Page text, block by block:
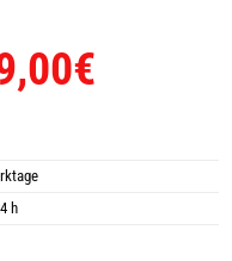
€
h